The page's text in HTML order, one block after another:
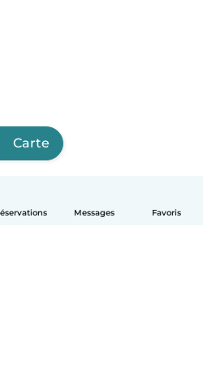
Messages Favoris
Carte